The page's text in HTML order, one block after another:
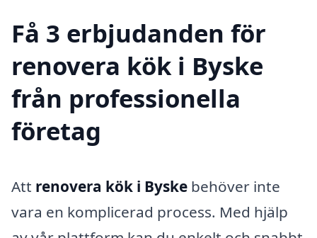
Få 3 erbjudanden för
renovera kök i Byske
från professionella
företag
Att renovera kök i Byske behöver inte
vara en komplicerad process. Med hjälp